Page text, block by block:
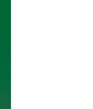
Sobre a
Esta solução
serviço de